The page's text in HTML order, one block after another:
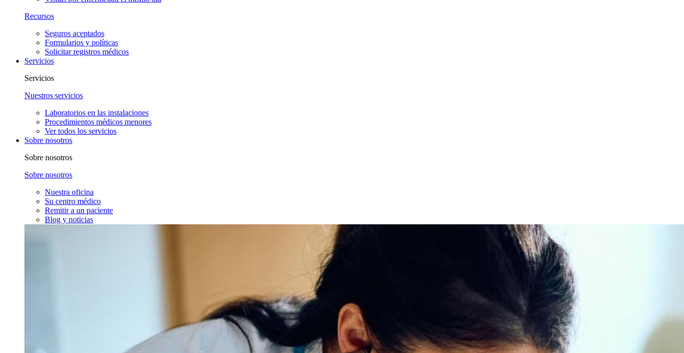
Recursos
Seguros aceptados
Formularios y políticas
Solicitar registros médicos
Servicios
Servicios
Nuestros servicios
Laboratorios en las instalaciones
Procedimientos médicos menores
Ver todos los servicios
Sobre nosotros
Sobre nosotros
Sobre nosotros
Nuestra oficina
Su centro médico
Remitir a un paciente
Blog y noticias